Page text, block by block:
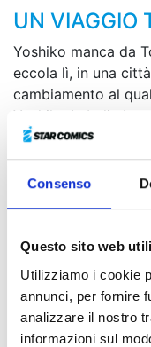
Consenso
Questo sito web
Utilizziamo i cookie
annunci, per fornire
analizzare il nostro
informazioni sul
UN VIAGGIO
Yoshiko manca da
eccola lì, in una
cambiamento al
Yoshiko in Italia ha
suoi ricordi del
sono cresciuti,
hanno cambiato
Wakosan, dal
ricorda bene. Era
leggenda
Yoshiko e a